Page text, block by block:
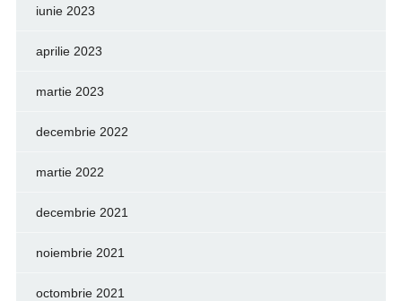
iunie 2023
aprilie 2023
martie 2023
decembrie 2022
martie 2022
decembrie 2021
noiembrie 2021
octombrie 2021